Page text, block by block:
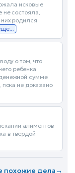
исковые
не состояла,
родился
о том, что
ребенка
сумме
не доказано
алиментов
в твердой
похожие дела→